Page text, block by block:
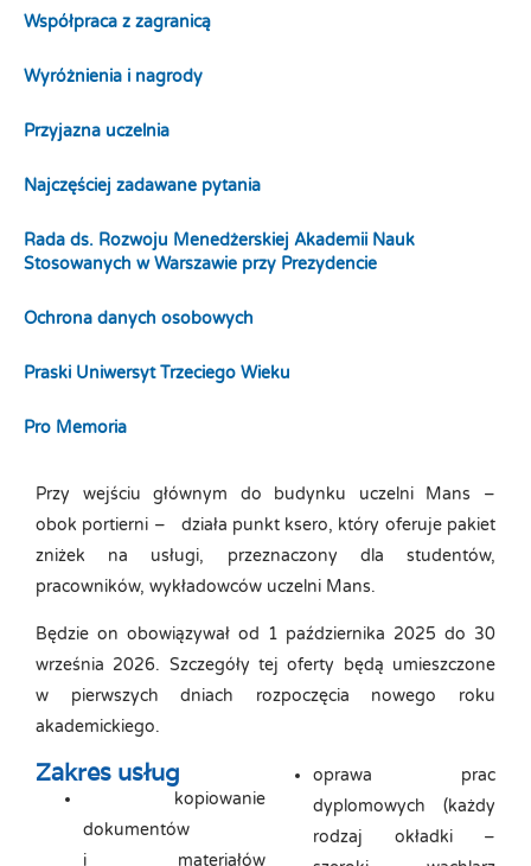
Współpraca z zagranicą
Wyróżnienia i nagrody
Przyjazna uczelnia
Najczęściej zadawane pytania
Rada ds. Rozwoju Menedżerskiej Akademii Nauk
Stosowanych w Warszawie przy Prezydencie
Ochrona danych osobowych
Praski Uniwersyt Trzeciego Wieku
Pro Memoria
Przy wejściu głównym do budynku uczelni Mans –
obok portierni – działa punkt ksero, który oferuje pakiet
zniżek na usługi, przeznaczony dla studentów,
pracowników, wykładowców uczelni Mans.
Będzie on obowiązywał od 1 października 2025 do 30
września 2026. Szczegóły tej oferty będą umieszczone
w pierwszych dniach rozpoczęcia nowego roku
akademickiego.
Zakres usług
kopiowanie
dokumentów
i materiałów
oprawa prac
dyplomowych (każdy
rodzaj okładki –